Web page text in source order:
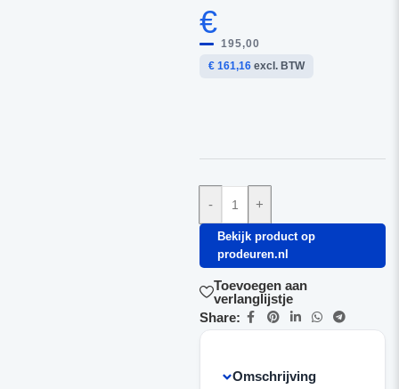
€
195,00
€ 161,16excl. BTW
- +
Bekijk product op
prodeuren.nl
Toevoegen aan
verlanglijstje
Share:
Omschrijving